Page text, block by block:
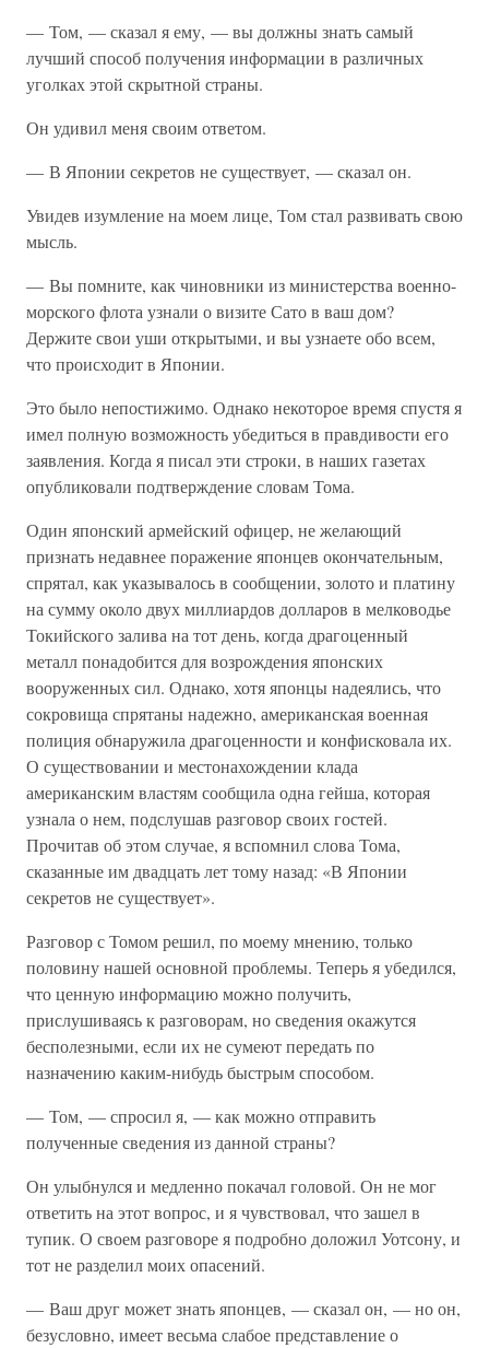
— Том, — сказал я ему, — вы должны знать самый
лучший способ получения информации в различных
уголках этой скрытной страны.
Он удивил меня своим ответом.
— В Японии секретов не существует, — сказал он.
Увидев изумление на моем лице, Том стал развивать свою
мысль.
— Вы помните, как чиновники из министерства военно-
морского флота узнали о визите Сато в ваш дом?
Держите свои уши открытыми, и вы узнаете обо всем,
что происходит в Японии.
Это было непостижимо. Однако некоторое время спустя я
имел полную возможность убедиться в правдивости его
заявления. Когда я писал эти строки, в наших газетах
опубликовали подтверждение словам Тома.
Один японский армейский офицер, не желающий
признать недавнее поражение японцев окончательным,
спрятал, как указывалось в сообщении, золото и платину
на сумму около двух миллиардов долларов в мелководье
Токийского залива на тот день, когда драгоценный
металл понадобится для возрождения японских
вооруженных сил. Однако, хотя японцы надеялись, что
сокровища спрятаны надежно, американская военная
полиция обнаружила драгоценности и конфисковала их.
О существовании и местонахождении клада
американским властям сообщила одна гейша, которая
узнала о нем, подслушав разговор своих гостей.
Прочитав об этом случае, я вспомнил слова Тома,
сказанные им двадцать лет тому назад: «В Японии
секретов не существует».
Разговор с Томом решил, по моему мнению, только
половину нашей основной проблемы. Теперь я убедился,
что ценную информацию можно получить,
прислушиваясь к разговорам, но сведения окажутся
бесполезными, если их не сумеют передать по
назначению каким-нибудь быстрым способом.
— Том, — спросил я, — как можно отправить
полученные сведения из данной страны?
Он улыбнулся и медленно покачал головой. Он не мог
ответить на этот вопрос, и я чувствовал, что зашел в
тупик. О своем разговоре я подробно доложил Уотсону, и
тот не разделил моих опасений.
— Ваш друг может знать японцев, — сказал он, — но он,
безусловно, имеет весьма слабое представление о